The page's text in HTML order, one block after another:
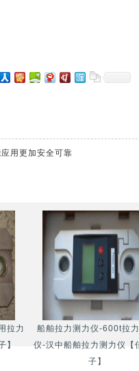
用更加安全可靠
拉力
】
船舶拉力测力仪-600t拉
仪-汉中船舶拉力测力仪【
子】